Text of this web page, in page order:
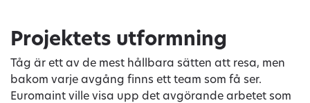
Projektets utformning
Tåg är ett av de mest hållbara sätten att resa, men
bakom varje avgång finns ett team som få ser.
Euromaint ville visa upp det avgörande arbetet som